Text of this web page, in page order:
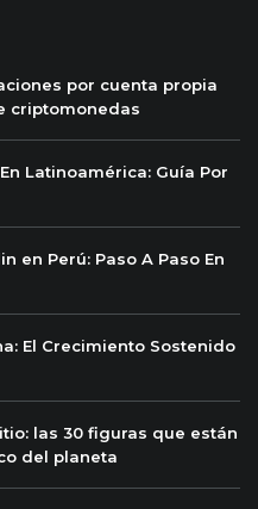
por cuenta propia
criptomonedas
Latinoamérica: Guía Por
en Perú: Paso A Paso En
El Crecimiento Sostenido
las 30 figuras que están
del planeta